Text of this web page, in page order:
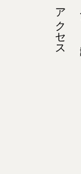
アクセス